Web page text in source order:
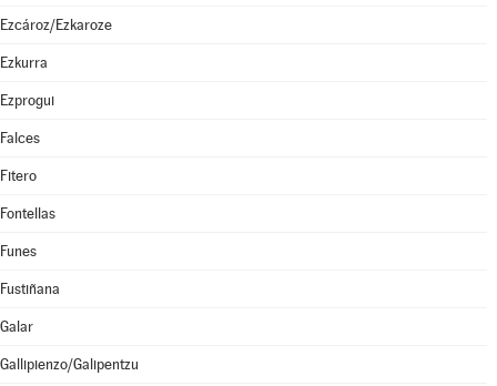
Ezcároz/Ezkaroze
Ezkurra
Ezprogui
Falces
Fitero
Fontellas
Funes
Fustiñana
Galar
Gallipienzo/Galipentzu